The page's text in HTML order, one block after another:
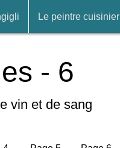
Le peintre cuisinier
- 6
vin et de sang